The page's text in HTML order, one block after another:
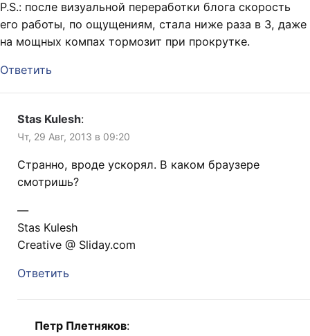
P.S.: после визуальной переработки блога скорость
его работы, по ощущениям, стала ниже раза в 3, даже
на мощных компах тормозит при прокрутке.
Ответить
Stas Kulesh:
Чт, 29 Авг, 2013 в 09:20
Странно, вроде ускорял. В каком браузере
смотришь?
—
Stas Kulesh
Creative @ Sliday.com
Ответить
Петр Плетняков: